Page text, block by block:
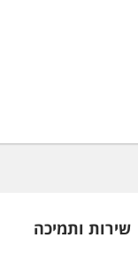
שירות ותמיכה